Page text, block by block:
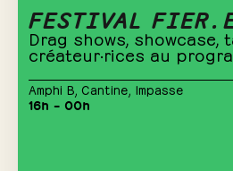
FESTIVAL
Drag shows, showcase,
créateur·rices au
Amphi B Cantine Impasse
16h – 00h